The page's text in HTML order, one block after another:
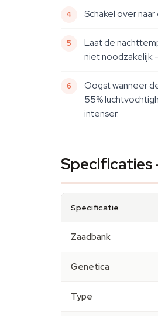
Schakel over
Laat de
niet noodzakelijk
Oogst wanneer
55%
intenser.
Specificaties
Specificatie
Zaadbank
Genetica
Type